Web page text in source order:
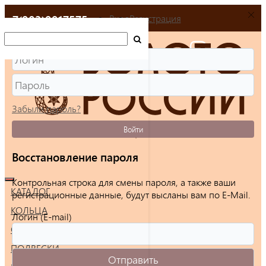
+7(903)9917575
КАТАЛОГ
КОЛЬЦА
СЕРЬГИ
ПОДВЕСКИ
ВходРегистрация
Забыли пароль?
Войти
Восстановление пароля
Контрольная строка для смены пароля, а также ваши
регистрационные данные, будут высланы вам по E-Mail.
Логин (E-mail)